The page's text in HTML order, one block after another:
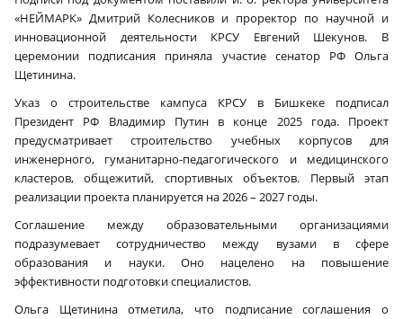
«НЕЙМАРК» Дмитрий Колесников и проректор по научной и
инновационной деятельности КРСУ Евгений Шекунов. В
церемонии подписания приняла участие сенатор РФ Ольга
Щетинина.
Указ о строительстве кампуса КРСУ в Бишкеке подписал
Президент РФ Владимир Путин в конце 2025 года. Проект
предусматривает строительство учебных корпусов для
инженерного, гуманитарно‑педагогического и медицинского
кластеров, общежитий, спортивных объектов. Первый этап
реализации проекта планируется на 2026 – 2027 годы.
Соглашение между образовательными организациями
подразумевает сотрудничество между вузами в сфере
образования и науки. Оно нацелено на повышение
эффективности подготовки специалистов.
Ольга Щетинина отметила, что подписание соглашения о